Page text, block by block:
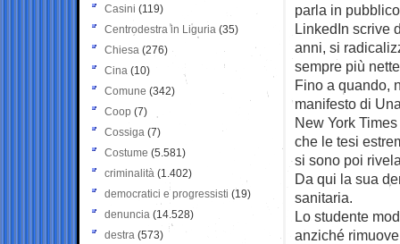
parla in
LinkedIn scrive
anni, si
sempre più
Fino a quando,
manifesto di
New York
che le tesi
si sono poi
Da qui la sua
sanitaria.
Lo studente
anziché
Casini (119)
Centrodestra in Liguria (35)
Chiesa (276)
Cina (10)
Comune (342)
Coop (7)
Cossiga (7)
Costume (5.581)
criminalità (1.402)
democratici e progressisti (19)
denuncia (14.528)
destra (573)